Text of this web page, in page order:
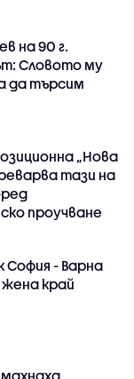
на 90 г.
Словото му
да търсим
„Нова
тази на
проучване
София - Варна
жена край